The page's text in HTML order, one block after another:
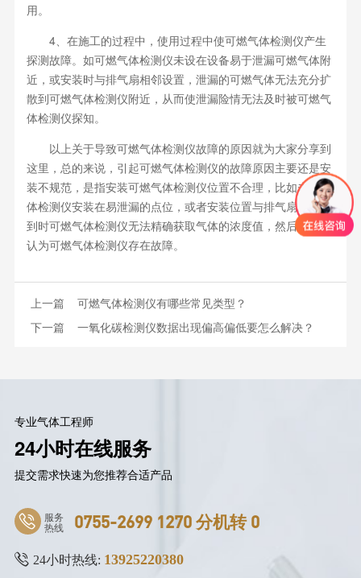
用。
4、在施工的过程中，使用过程中使可燃气体检测仪产生
探测故障。如可燃气体检测仪未设在设备易于泄漏可燃气体附
近，或安装时与排气扇相邻设置，泄漏的可燃气体无法充分扩
散到可燃气体检测仪附近，从而使泄漏险情无法及时被可燃气
体检测仪探知。
以上关于导致可燃气体检测仪故障的原因就为大家分享到
这里，总的来说，引起可燃气体检测仪的故障原因主要还是安
装不规范，是指安装可燃气体检测仪位置不合理，比如未将气
体检测仪安装在易泄漏的点位，或者安装位置与排气扇邻近，
到时可燃气体检测仪无法精确获取气体的浓度值，然后就会误
认为可燃气体检测仪存在故障。
上一篇 可燃气体检测仪有哪些常见类型？
下一篇 一氧化碳检测仪数据出现偏高偏低要怎么解决？
专业气体工程师
24小时在线服务
提交需求快速为您推荐合适产品
服务
热线 0755-2699 1270 分机转 0
24小时热线: 13925220380